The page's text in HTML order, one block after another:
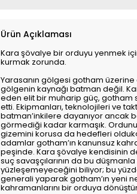
Ürün Açıklaması
Kara şövalye bir orduyu yenmek
kurmak zorunda.
Yarasanın gölgesi gotham üzerine
gölgenin kaynağı batman değil.
eden elit bir muharip güç, gotham
etti. Ekipmanları, teknolojileri ve
batman’inkilere dayanıyor ancak
görmediği kadar karmaşık.
gizemini korusa da hedefleri
adamlar gotham’ın kanunsuz
peşinde. Kara şövalye kendisinin
suç savaşçılarının da bu düşmanla
yüzleşemeyeceğini biliyor; bu
generali yaparak gotham’ın yeni
kahramanlarını bir orduya